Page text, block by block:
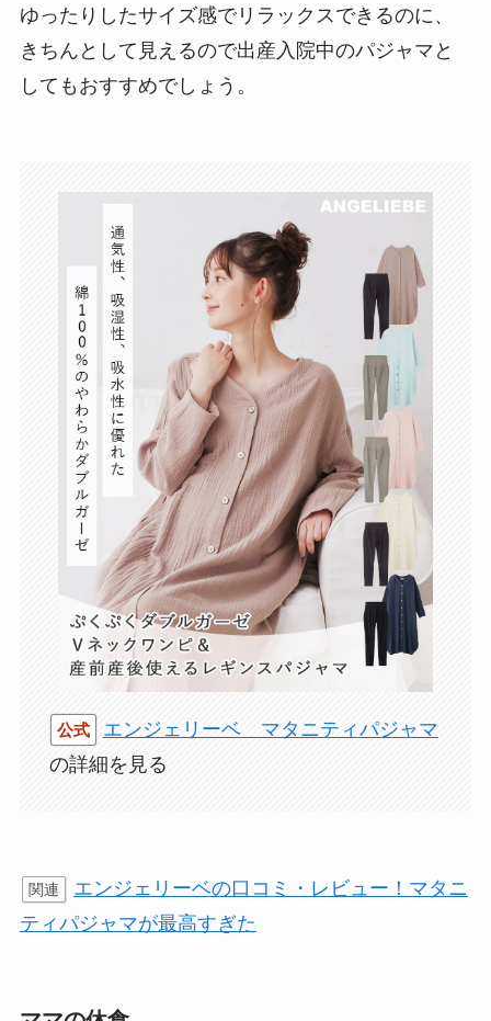
エンジェリーベのマタニティパジャマを着用
ゆったりしたサイズ感でリラックスできるのに、
きちんとして見えるので出産入院中のパジャマと
してもおすすめでしょう。